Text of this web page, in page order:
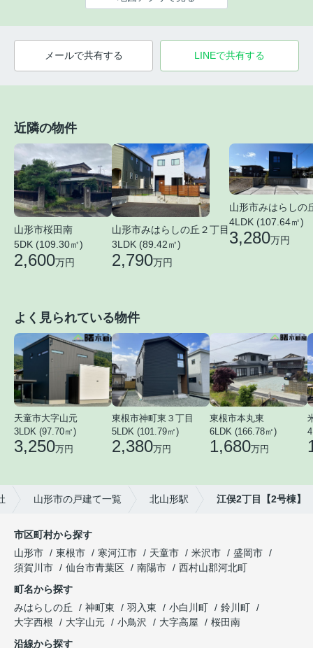
メールで共有する LINEで共有する
近隣の物件
山形市桜田南
5DK (109.30㎡)
2,600万円
山形市みはらしの丘２丁目
3LDK (89.42㎡)
2,790万円
山形市みはらしの
4LDK (107.64㎡)
3,280万円
よく見られている物件
天童市大字山元
3LDK (97.70㎡)
3,250万円
東根市神町東３丁目
5LDK (101.79㎡)
2,380万円
東根市本丸東
6LDK (166.78㎡)
1,680万円
山形市の戸建て一覧 北山形駅 江俣2丁目【2号棟】
市区町村から探す
山形市
東根市 寒河江市 天童市 米沢市
盛岡市
須賀川市
仙台市青葉区 南陽市
西村山郡河北町
町名から探す
みはらしの丘
神町東 羽入東 小白川町
鈴川町
大字西根
大字山元 小鳥沢 大字高屋
桜田南
沿線から探す